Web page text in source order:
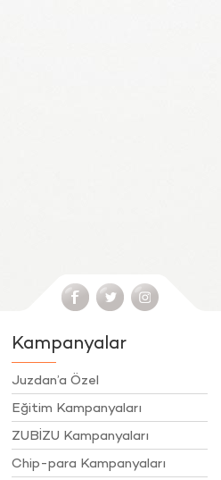
Kampanyalar
Juzdan’a Özel
Eğitim Kampanyaları
ZUBİZU Kampanyaları
Chip-para Kampanyaları